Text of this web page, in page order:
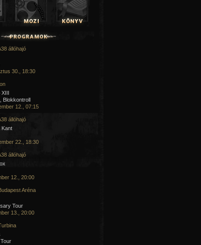
állóhajó
30., 18:30
XIII
Blokkontroll
12., 07:15
állóhajó
Kant
22., 18:30
állóhajó
12., 20:00
Aréna
Tour
13., 20:00